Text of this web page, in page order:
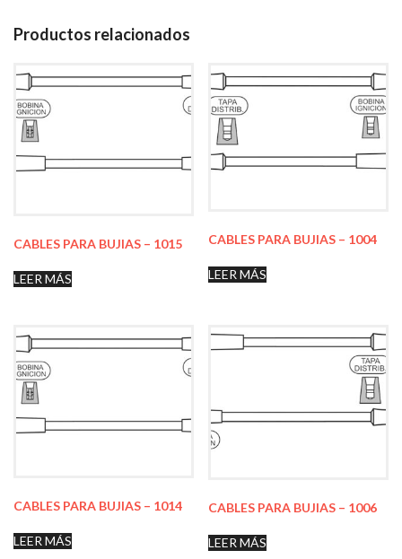
Productos relacionados
CABLES PARA BUJIAS – 1015
LEER MÁS
CABLES PARA BUJIAS – 1004
LEER MÁS
CABLES PARA BUJIAS – 1014
LEER MÁS
CABLES PARA BUJIAS – 1006
LEER MÁS